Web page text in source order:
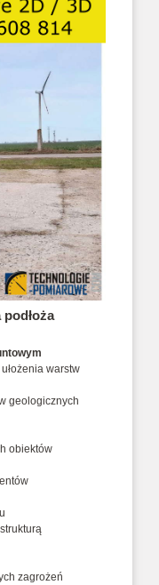
warstw
geologicznych
obiektów
zagrożeń